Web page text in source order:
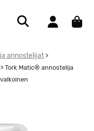
annostelijat >
> Tork Matic® annostelija